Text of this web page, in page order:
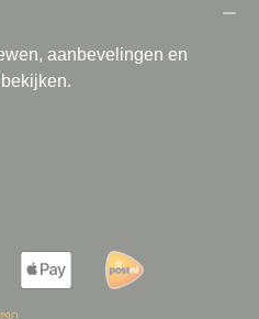
aanbevelingen en